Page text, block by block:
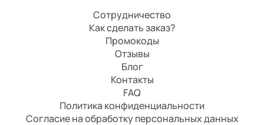
Сотрудничество
Как сделать заказ?
Промокоды
Отзывы
Блог
Контакты
FAQ
Политика конфиденциальности
Согласие на обработку персональных данных